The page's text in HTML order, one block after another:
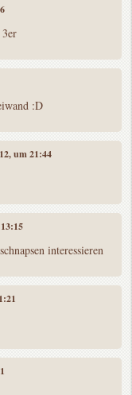
:D
um 21:44
interessieren